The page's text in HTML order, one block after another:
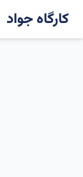
کارگاه جواد